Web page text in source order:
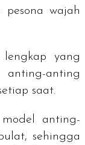
wajah
yang
anting
saat.
anting-
sehingga